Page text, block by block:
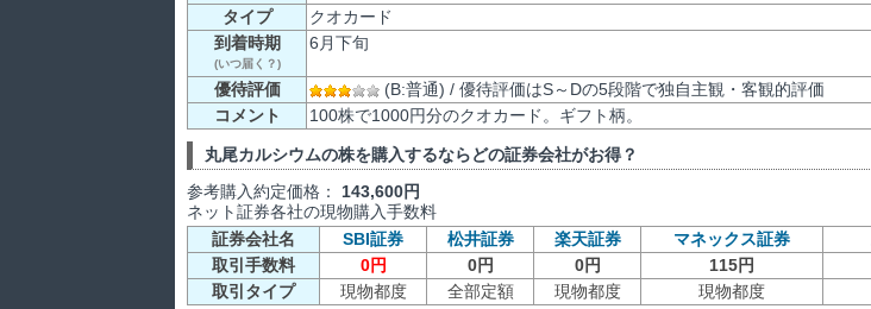
タイプ
クオカード
到着時期
(いつ届く？)
6月下旬
優待評価
(B:普通) / 優待評価はS～Dの5段階で独自主観・客観的評価
コメント
100株で1000円分のクオカード。ギフト柄。
丸尾カルシウムの株を購入するならどの証券会社がお得？
参考購入約定価格： 143,600円
ネット証券各社の現物購入手数料
証券会社名
SBI証券 松井証券 楽天証券 マネックス証券
取引手数料
0円 0円 0円 115円
取引タイプ
現物都度 全部定額 現物都度 現物都度